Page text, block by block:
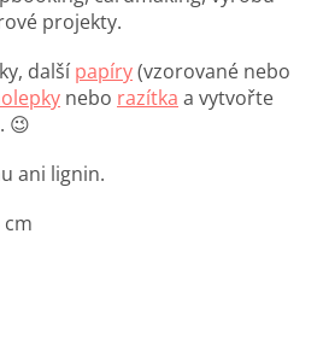
projekty.
další papíry(vzorované nebo
nebo razítka a vytvořte
😉
ani lignin.
cm